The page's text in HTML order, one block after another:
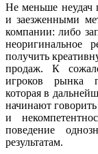
Не меньше неудач
и заезженными
компании: либо
неоригинальное
получить
продаж. К
игроков рынка
которая в
начинают
и
поведение
результатам.